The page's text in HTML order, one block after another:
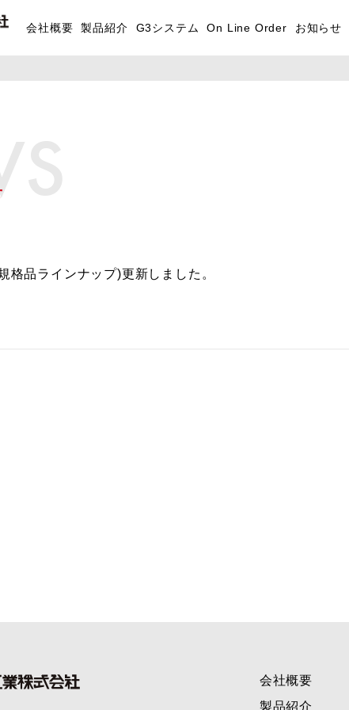
会社概要 製品紹介 G3システム On Line Order お知らせ
格品ラインナップ)更新しました。
会社概要
製品紹介